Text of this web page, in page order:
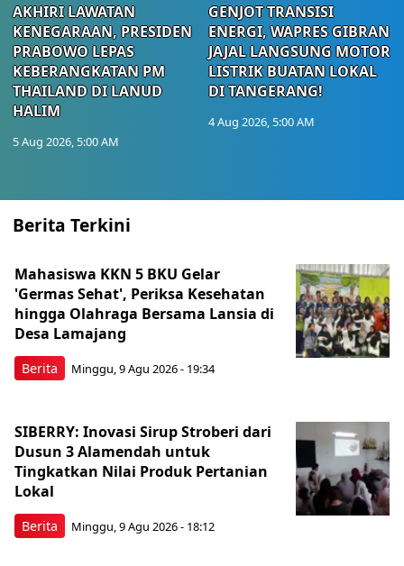
AKHIRI LAWATAN
KENEGARAAN, PRESIDEN
PRABOWO LEPAS
KEBERANGKATAN PM
THAILAND DI LANUD
HALIM
5 Aug 2026, 5:00 AM
GENJOT TRANSISI
ENERGI, WAPRES GIBRAN
JAJAL LANGSUNG MOTOR
LISTRIK BUATAN LOKAL
DI TANGERANG!
4 Aug 2026, 5:00 AM
Berita Terkini
Berita
Mahasiswa KKN 5 BKU Gelar
'Germas Sehat', Periksa Kesehatan
hingga Olahraga Bersama Lansia di
Desa Lamajang
Minggu, 9 Agu 2026 - 19:34
Berita
SIBERRY: Inovasi Sirup Stroberi dari
Dusun 3 Alamendah untuk
Tingkatkan Nilai Produk Pertanian
Lokal
Minggu, 9 Agu 2026 - 18:12